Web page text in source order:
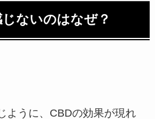
ないのはなぜ？
ように、CBDの効果が現れ